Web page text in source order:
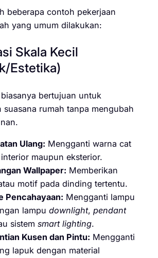
beberapa contoh pekerjaan
yang umum dilakukan:
Skala Kecil
Estetika)
bertujuan untuk
suasana rumah tanpa mengubah
Ulang: Mengganti warna cat
maupun eksterior.
Wallpaper: Memberikan
motif pada dinding tertentu.
Pencahayaan: Mengganti lampu
lampu downlight, pendant
sistem smart lighting.
Kusen dan Pintu: Mengganti
lapuk dengan material